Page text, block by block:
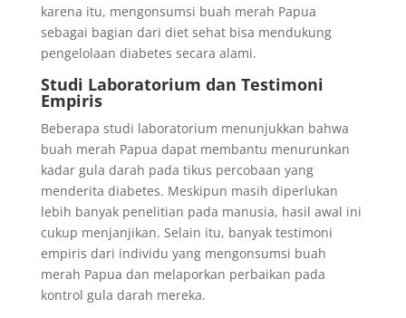
karena itu, mengonsumsi buah merah Papua
sebagai bagian dari diet sehat bisa mendukung
pengelolaan diabetes secara alami.
Studi Laboratorium dan Testimoni
Empiris
Beberapa studi laboratorium menunjukkan bahwa
buah merah Papua dapat membantu menurunkan
kadar gula darah pada tikus percobaan yang
menderita diabetes. Meskipun masih diperlukan
lebih banyak penelitian pada manusia, hasil awal ini
cukup menjanjikan. Selain itu, banyak testimoni
empiris dari individu yang mengonsumsi buah
merah Papua dan melaporkan perbaikan pada
kontrol gula darah mereka.